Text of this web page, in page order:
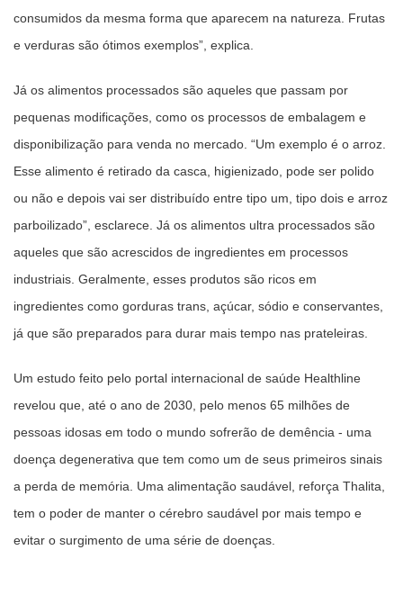
consumidos da mesma forma que aparecem na natureza. Frutas
e verduras são ótimos exemplos”, explica.
Já os alimentos processados são aqueles que passam por
pequenas modificações, como os processos de embalagem e
disponibilização para venda no mercado. “Um exemplo é o arroz.
Esse alimento é retirado da casca, higienizado, pode ser polido
ou não e depois vai ser distribuído entre tipo um, tipo dois e arroz
parboilizado”, esclarece. Já os alimentos ultra processados são
aqueles que são acrescidos de ingredientes em processos
industriais. Geralmente, esses produtos são ricos em
ingredientes como gorduras trans, açúcar, sódio e conservantes,
já que são preparados para durar mais tempo nas prateleiras.
Um estudo feito pelo portal internacional de saúde Healthline
revelou que, até o ano de 2030, pelo menos 65 milhões de
pessoas idosas em todo o mundo sofrerão de demência - uma
doença degenerativa que tem como um de seus primeiros sinais
a perda de memória. Uma alimentação saudável, reforça Thalita,
tem o poder de manter o cérebro saudável por mais tempo e
evitar o surgimento de uma série de doenças.